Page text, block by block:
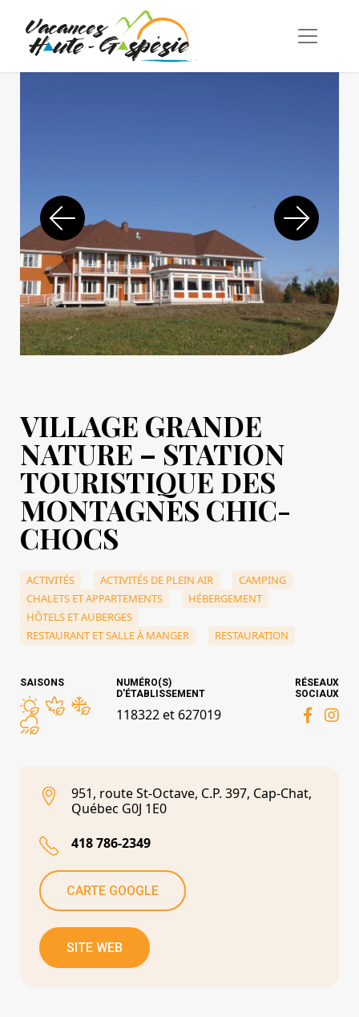
VILLAGE GRANDE
NATURE – STATION
TOURISTIQUE DES
MONTAGNES CHIC-
CHOCS
ACTIVITÉS ACTIVITÉS DE PLEIN AIR
CAMPING
CHALETS ET APPARTEMENTS
HÉBERGEMENT
HÔTELS ET AUBERGES
RESTAURANT ET SALLE À MANGER
RESTAURATION
SAISONS
NUMÉRO(S)
D'ÉTABLISSEMENT
118322 et 627019
RÉSEAUX
SOCIAUX
951, route St-Octave, C.P. 397, Cap-Chat,
Québec G0J 1E0
418 786-2349
CARTE GOOGLE
SITE WEB